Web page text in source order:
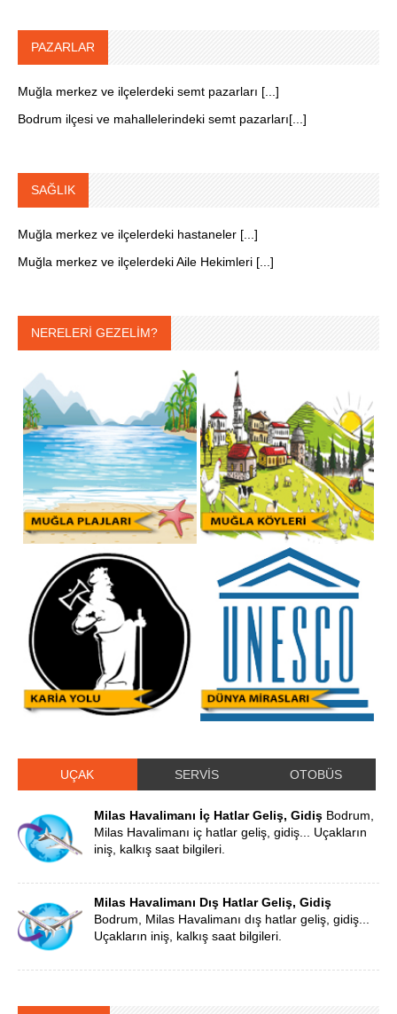
PAZARLAR
Muğla merkez ve ilçelerdeki semt pazarları [...]
Bodrum ilçesi ve mahallelerindeki semt pazarları[...]
SAĞLIK
Muğla merkez ve ilçelerdeki hastaneler [...]
Muğla merkez ve ilçelerdeki Aile Hekimleri [...]
NERELERİ GEZELİM?
UÇAK SERVİS OTOBÜS
Milas Havalimanı İç Hatlar Geliş, Gidiş Bodrum,
Milas Havalimanı iç hatlar geliş, gidiş... Uçakların
iniş, kalkış saat bilgileri.
Milas Havalimanı Dış Hatlar Geliş, Gidiş
Bodrum, Milas Havalimanı dış hatlar geliş, gidiş...
Uçakların iniş, kalkış saat bilgileri.